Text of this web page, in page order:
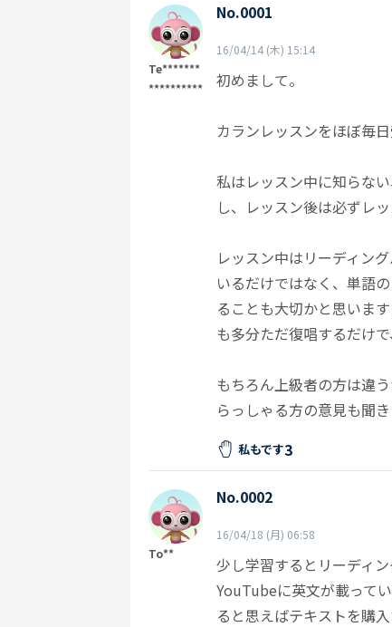
Te*******
**********
No.0001
16/04/14 (木) 15:14
初めまして。
カランレッスンをほぼ毎日
私はレッスン中に知らな
し、レッスン後は必ずレ
レッスン中はリーディン
いるだけではなく、単語
ることも大切かと思いま
も多分ただ復唱するだけ
もちろん上級者の方は違
らっしゃる方の意見も聞き
私もです3
To**
No.0002
16/04/18 (月) 06:58
少し学習するとリーディ
YouTubeに英文が載って
ると思えばテキストを購